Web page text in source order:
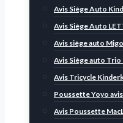
Avis Siège Auto
Avis Siège Auto
Avis siège auto
Avis Siège auto Trio
Avis Tricycle
Poussette Yoyo
Avis Poussette